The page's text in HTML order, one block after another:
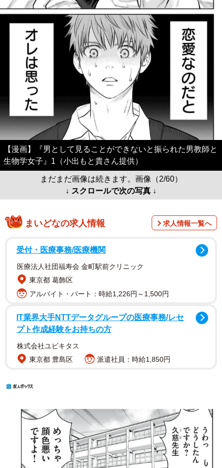
【漫画】『男として見ることができないと振られた男教師と
生物学女子』1（小出もと貴さん提供）
まだまだ画像は続きます。画像（2/60）
↓ スクロールで次の写真 ↓
まいどなの求人情報 求人情報一覧へ
受付・医療事務/医療機関
医療法人社団福寿会 金町駅前クリニック
東京都 葛飾区
アルバイト・パート：時給1,226円～1,500円
IT業界大手NTTデータグループの医療事務/レセ
プト作成経験をお持ちの方
株式会社ユビキタス
東京都 豊島区
派遣社員：時給1,850円